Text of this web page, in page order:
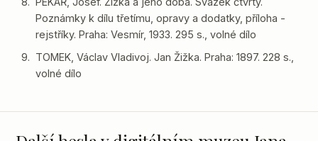
Poznámky k dílu třetímu, opravy a dodatky, příloha -
rejstříky. Praha: Vesmír, 1933. 295 s., volné dílo
TOMEK, Václav Vladivoj. Jan Žižka. Praha: 1897. 228 s.,
volné dílo